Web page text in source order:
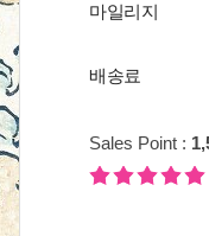
마일리지
배송료
Sales Point :